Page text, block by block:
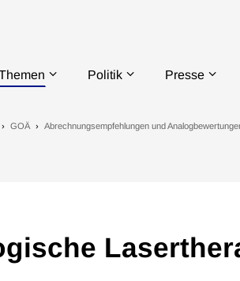
Politik Presse
GOÄ Abrechnungsempfehlungen und